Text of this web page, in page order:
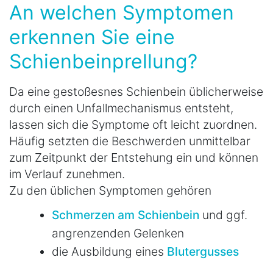
An welchen Symptomen
erkennen Sie eine
Schienbeinprellung?
Da eine gestoßesnes Schienbein üblicherweise
durch einen Unfallmechanismus entsteht,
lassen sich die Symptome oft leicht zuordnen.
Häufig setzten die Beschwerden unmittelbar
zum Zeitpunkt der Entstehung ein und können
im Verlauf zunehmen.
Zu den üblichen Symptomen gehören
Schmerzen am Schienbein und ggf.
angrenzenden Gelenken
die Ausbildung eines Blutergusses